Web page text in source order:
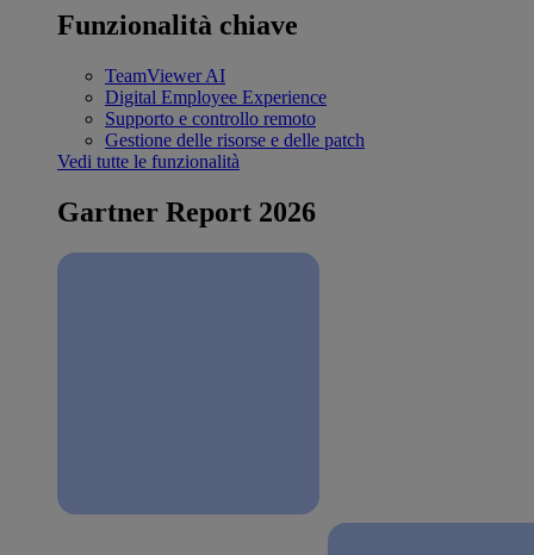
Funzionalità chiave
TeamViewer AI
Digital Employee Experience
Supporto e controllo remoto
Gestione delle risorse e delle patch
Vedi tutte le funzionalità
Gartner Report 2026